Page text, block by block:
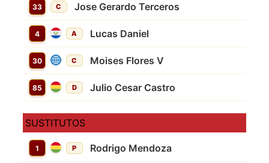
33 C Jose Gerardo Terceros
4 A Lucas Daniel
30 C Moises Flores V
85 D Julio Cesar Castro
SUSTITUTOS
1 P Rodrigo Mendoza